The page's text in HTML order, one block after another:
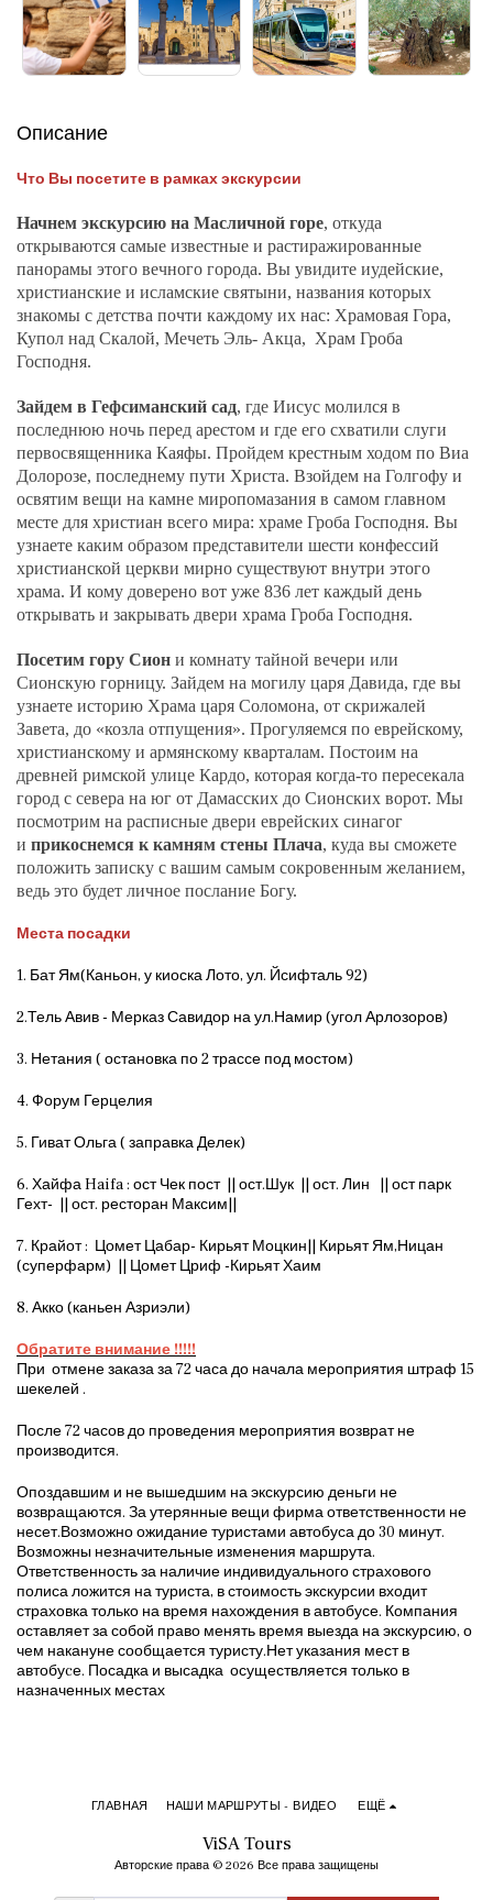
Описание
Что Вы посетите в рамках экскурсии
Начнем экскурсию на Масличной горе, откуда
открываются самые известные и растиражированные
панорамы этого вечного города. Вы увидите иудейские,
христианские и исламские святыни, названия которых
знакомы с детства почти каждому их нас: Храмовая Гора,
Купол над Скалой, Мечеть Эль- Акца, Храм Гроба
Господня.
Зайдем в Гефсиманский сад, где Иисус молился в
последнюю ночь перед арестом и где его схватили слуги
первосвященника Каяфы. Пройдем крестным ходом по Виа
Долорозе, последнему пути Христа. Взойдем на Голгофу и
освятим вещи на камне миропомазания в самом главном
месте для христиан всего мира: храме Гроба Господня. Вы
узнаете каким образом представители шести конфессий
христианской церкви мирно существуют внутри этого
храма. И кому доверено вот уже 836 лет каждый день
открывать и закрывать двери храма Гроба Господня.
Посетим гору Сион и комнату тайной вечери или
Сионскую горницу. Зайдем на могилу царя Давида, где вы
узнаете историю Храма царя Соломона, от скрижалей
Завета, до «козла отпущения». Прогуляемся по еврейскому,
христианскому и армянскому кварталам. Постоим на
древней римской улице Кардо, которая когда-то пересекала
город с севера на юг от Дамасских до Сионских ворот. Мы
посмотрим на расписные двери еврейских синагог
и прикоснемся к камням стены Плача, куда вы сможете
положить записку с вашим самым сокровенным желанием,
ведь это будет личное послание Богу.
Места посадки
1. Бат Ям(Каньон, у киоска Лото, ул. Йсифталь 92)
2.Тель Авив - Мерказ Савидор на ул.Намир (угол Арлозоров)
3. Нетания ( остановка по 2 трассе под мостом)
4. Форум Герцелия
5. Гиват Ольга ( заправка Делек)
6. Хайфа Haifa : ост Чек пост || ост.Шук || ост. Лин || ост парк
Гехт- || ост. ресторан Максим||
7. Крайот : Цомет Цабар- Кирьят Моцкин|| Кирьят Ям,Ницан
(суперфарм) || Цомет Цриф -Кирьят Хаим
8. Акко (каньен Азриэли)
Обратите внимание !!!!!
При отмене заказа за 72 часа до начала мероприятия штраф 15
шекелей .
После 72 часов до проведения мероприятия возврат не
производится.
Опоздавшим и не вышедшим на экскурсию деньги не
возвращаются. За утерянные вещи фирма ответственности не
несет.Возможно ожидание туристами автобуса до 30 минут.
Возможны незначительные изменения маршрута.
Ответственность за наличие индивидуального страхового
полиса ложится на туриста, в стоимость экскурсии входит
страховка только на время нахождения в автобусе. Компания
оставляет за собой право менять время выезда на экскурсию, о
чем накануне сообщается туристу.Нет указания мест в
автобуcе. Посадка и высадка осуществляется только в
назначенных местах
ViSA Tours
Авторские права © 2026 Все права защищены
ГЛАВНАЯ НАШИ МАРШРУТЫ - ВИДЕО ЕЩЁ